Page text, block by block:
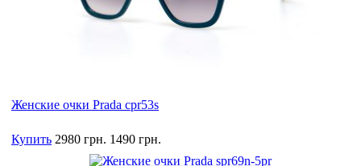
Женские очки Prada cpr53s
Купить 2980 грн. 1490 грн.